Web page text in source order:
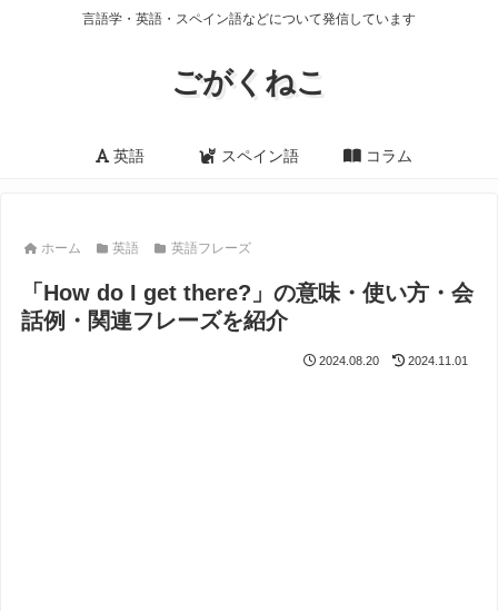
言語学・英語・スペイン語などについて発信しています
ごがくねこ
英語 スペイン語 コラム
ホーム 英語 英語フレーズ
「How do I get there?」の意味・使い方・会
話例・関連フレーズを紹介
2024.08.20 2024.11.01